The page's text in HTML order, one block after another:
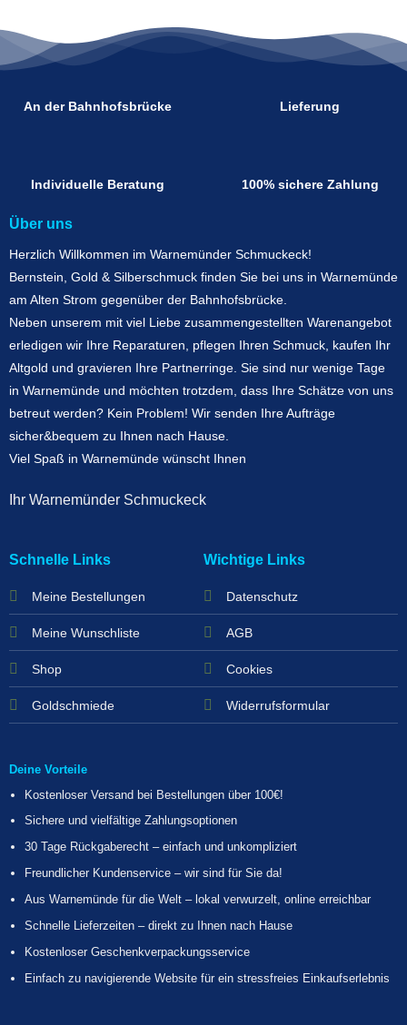
An der Bahnhofsbrücke Lieferung
Individuelle Beratung 100% sichere Zahlung
Über uns
Herzlich Willkommen im Warnemünder Schmuckeck!
Bernstein, Gold & Silberschmuck finden Sie bei uns in Warnemünde
am Alten Strom gegenüber der Bahnhofsbrücke.
Neben unserem mit viel Liebe zusammengestellten Warenangebot
erledigen wir Ihre Reparaturen, pflegen Ihren Schmuck, kaufen Ihr
Altgold und gravieren Ihre Partnerringe. Sie sind nur wenige Tage
in Warnemünde und möchten trotzdem, dass Ihre Schätze von uns
betreut werden? Kein Problem! Wir senden Ihre Aufträge
sicher&bequem zu Ihnen nach Hause.
Viel Spaß in Warnemünde wünscht Ihnen
Ihr Warnemünder Schmuckeck
Schnelle Links
Meine Bestellungen
Meine Wunschliste
Shop
Goldschmiede
Wichtige Links
Datenschutz
AGB
Cookies
Widerrufsformular
Deine Vorteile
Kostenloser Versand bei Bestellungen über 100€!
Sichere und vielfältige Zahlungsoptionen
30 Tage Rückgaberecht – einfach und unkompliziert
Freundlicher Kundenservice – wir sind für Sie da!
Aus Warnemünde für die Welt – lokal verwurzelt, online erreichbar
Schnelle Lieferzeiten – direkt zu Ihnen nach Hause
Kostenloser Geschenkverpackungsservice
Einfach zu navigierende Website für ein stressfreies Einkaufserlebnis